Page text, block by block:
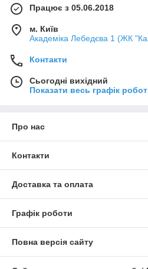
Працює з 05.06.2018
м. Київ
Академіка Лебедєва 1 (ЖК
Контакти
Сьогодні вихідний
Показати весь графік
Про нас
Контакти
Доставка та оплата
Графік роботи
Повна версія сайту